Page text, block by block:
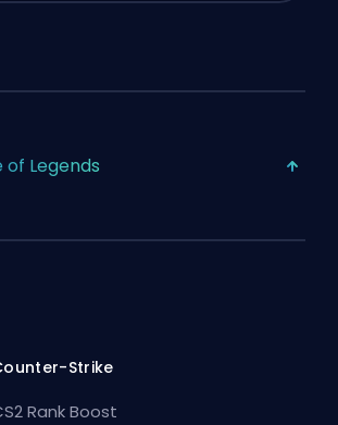
of Legends
Strike
Rank Boost